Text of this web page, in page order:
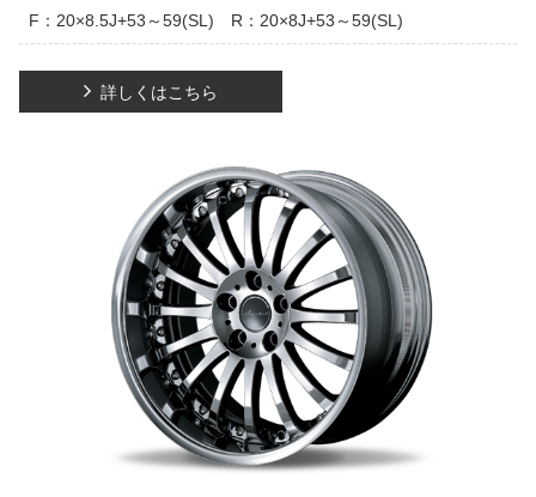
F：20×8.5J+53～59(SL) R：20×8J+53～59(SL)
詳しくはこちら